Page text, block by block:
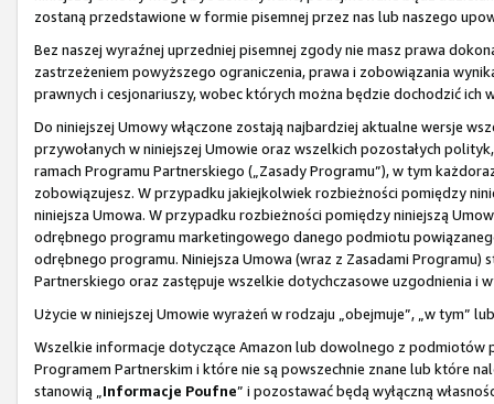
zostaną przedstawione w formie pisemnej przez nas lub naszego
Bez naszej wyraźnej uprzedniej pisemnej zgody nie masz prawa
zastrzeżeniem powyższego ograniczenia, prawa i zobowiązania
prawnych i cesjonariuszy, wobec których można będzie dochodzić ich
Do niniejszej Umowy włączone zostają najbardziej aktualne wersje
przywołanych w niniejszej Umowie oraz wszelkich pozostałych
ramach Programu Partnerskiego („Zasady Programu”), w tym
zobowiązujesz. W przypadku jakiejkolwiek rozbieżności pomiędzy
niniejsza Umowa. W przypadku rozbieżności pomiędzy niniejszą
odrębnego programu marketingowego danego podmiotu
odrębnego programu. Niniejsza Umowa (wraz z Zasadami Programu)
Partnerskiego oraz zastępuje wszelkie dotychczasowe uzgodnienia i
Użycie w niniejszej Umowie wyrażeń w rodzaju „obejmuje”, „w tym”
Wszelkie informacje dotyczące Amazon lub dowolnego z podmiotów
Programem Partnerskim i które nie są powszechnie znane lub które
stanowią „ Informacje Poufne” i pozostawać będą wyłączną